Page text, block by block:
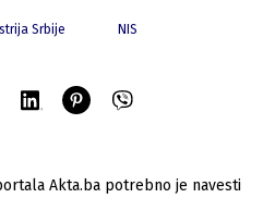
Srbije NIS
Akta.ba potrebno je navesti